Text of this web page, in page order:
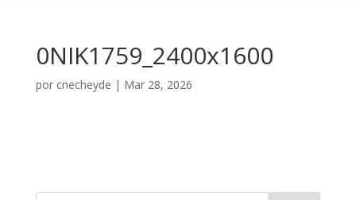
0NIK1759_2400x1600
por cnecheyde | Mar 28, 2026